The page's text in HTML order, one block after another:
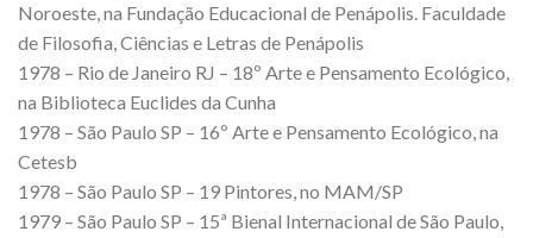
Noroeste, na Fundação Educacional de Penápolis. Faculdade
de Filosofia, Ciências e Letras de Penápolis
1978 – Rio de Janeiro RJ – 18º Arte e Pensamento Ecológico,
na Biblioteca Euclides da Cunha
1978 – São Paulo SP – 16º Arte e Pensamento Ecológico, na
Cetesb
1978 – São Paulo SP – 19 Pintores, no MAM/SP
1979 – São Paulo SP – 15ª Bienal Internacional de São Paulo,